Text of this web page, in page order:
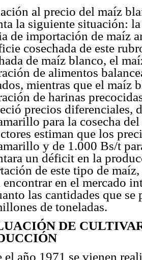
al precio del maíz
la siguiente situación:
de importación de maíz
cosechada de este
de maíz blanco, el
de alimentos
mientras que el maíz
de harinas
precios diferenciales,
para la cosecha
estiman que los
y de 1.000 Bs/t
un déficit en la
de este tipo de
en el mercado
las cantidades que
de toneladas.
DE
el año 1971 se vienen